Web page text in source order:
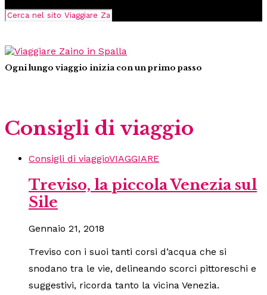
Ogni lungo viaggio inizia con un primo passo
Consigli di viaggio
Consigli di viaggioVIAGGIARE
Treviso, la piccola Venezia sul
Sile
Gennaio 21, 2018
Treviso con i suoi tanti corsi d’acqua che si
snodano tra le vie, delineando scorci pittoreschi e
suggestivi, ricorda tanto la vicina Venezia.